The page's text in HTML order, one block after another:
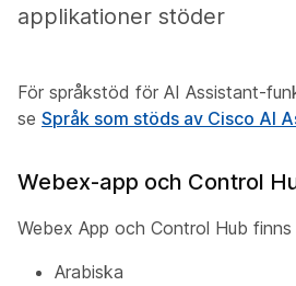
applikationer stöder
För språkstöd för AI Assistant-
se Språk som stöds av Cisco AI
Webex-app och Control
Webex App och Control Hub
Arabiska